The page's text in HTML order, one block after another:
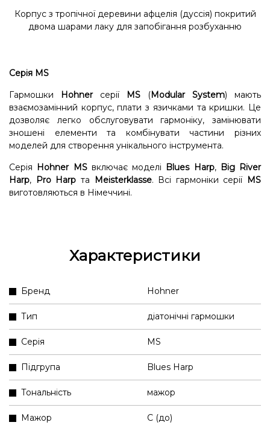
Корпус з тропічної деревини афцелія (дуссія) покритий
двома шарами лаку для запобігання розбуханню
Серія MS
Гармошки
Hohner серії MS (Modular System) мають
взаємозамінний корпус, плати з язичками та кришки. Це
дозволяє легко обслуговувати гармоніку, замінювати
зношені елементи та комбінувати частини різних
моделей для створення унікального інструмента.
Серія Hohner MSвключає моделі Blues Harp, Big River
Harp, Pro Harp та Meisterklasse. Всі гармоніки серії MS
виготовляються в Німеччині.
Характеристики
Бренд Hohner
Тип діатонічні гармошки
Серія MS
Підгрупа Blues Harp
Тональність мажор
Мажор C (до)